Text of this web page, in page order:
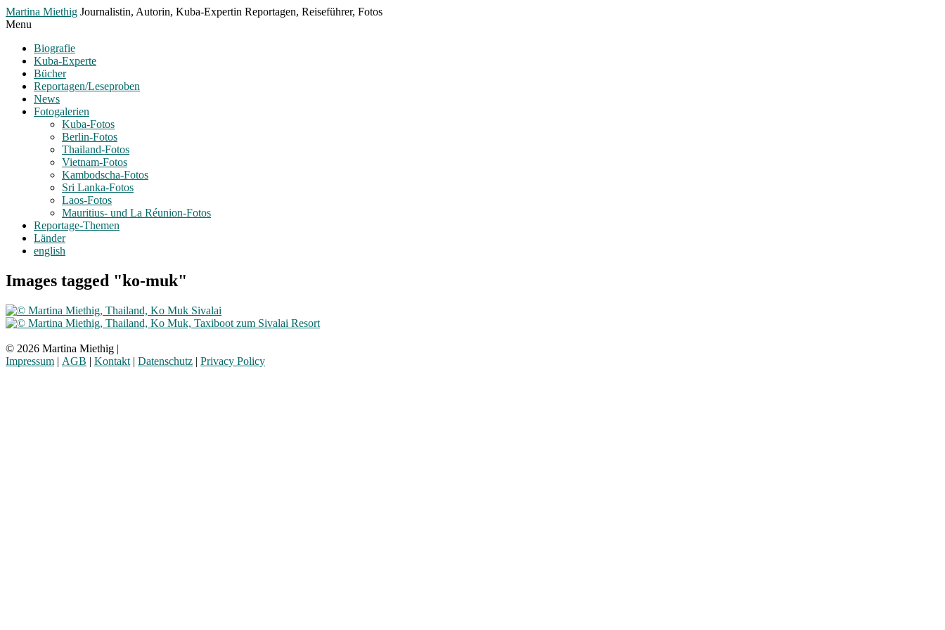
Toggle
Menu
Martina Miethig Journalistin, Autorin, Kuba-Expertin Reportagen, Reiseführer, Fotos
Menu
Biografie
Kuba-Experte
Bücher
Reportagen/Leseproben
News
Fotogalerien
Kuba-Fotos
Berlin-Fotos
Thailand-Fotos
Vietnam-Fotos
Kambodscha-Fotos
Sri Lanka-Fotos
Laos-Fotos
Mauritius- und La Réunion-Fotos
Reportage-Themen
Länder
english
Images tagged "ko-muk"
© 2026 Martina Miethig |
Impressum | AGB | Kontakt | Datenschutz | Privacy Policy